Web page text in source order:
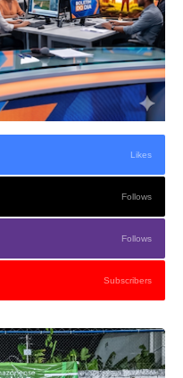
Likes
Follows
Follows
Subscribers